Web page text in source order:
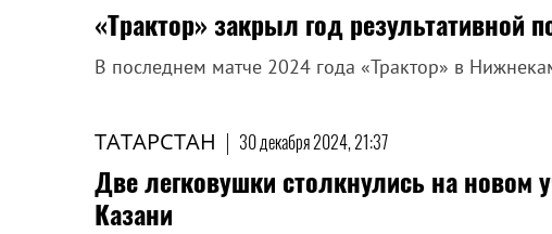
«Трактор» закрыл год результативной
В последнем матче 2024 года «Трактор» в
ТАТАРСТАН | 30 декабря 2024, 21:37
Две легковушки столкнулись на новом
Казани